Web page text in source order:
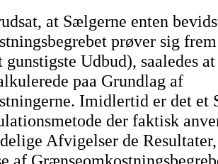
at Sælgerne enten
prøver sig
gunstigste Udbud), saaledes
paa Grundlag af
Imidlertid er det et
der faktisk
Afvigelser de
af